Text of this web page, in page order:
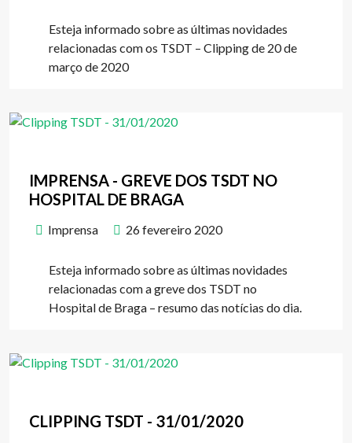
Esteja informado sobre as últimas novidades
relacionadas com os TSDT – Clipping de 20 de
março de 2020
IMPRENSA - GREVE DOS TSDT NO
HOSPITAL DE BRAGA
Imprensa 26 fevereiro 2020
Esteja informado sobre as últimas novidades
relacionadas com a greve dos TSDT no
Hospital de Braga – resumo das notícias do dia.
CLIPPING TSDT - 31/01/2020